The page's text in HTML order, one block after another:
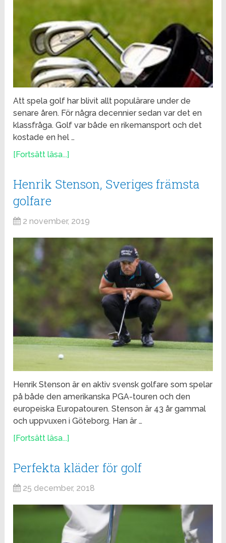
Att spela golf har blivit allt populärare under de
senare åren. För några decennier sedan var det en
klassfråga. Golf var både en rikemansport och det
kostade en hel …
[Fortsätt läsa...]
Henrik Stenson, Sveriges främsta
golfare
2 november, 2019
Henrik Stenson är en aktiv svensk golfare som spelar
på både den amerikanska PGA-touren och den
europeiska Europatouren. Stenson är 43 år gammal
och uppvuxen i Göteborg. Han är …
[Fortsätt läsa...]
Perfekta kläder för golf
25 december, 2018